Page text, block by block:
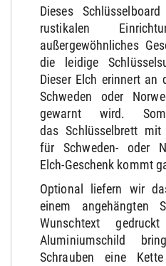
Dieses
rustikalen
außergewöhnliches
die leidige
Dieser Elch erinnert an
Schweden oder
gewarnt wird.
das Schlüsselbrett
für Schweden- oder
Elch-Geschenk kommt
Optional liefern wir
einem
Wunschtext
Aluminiumschild
Schrauben eine